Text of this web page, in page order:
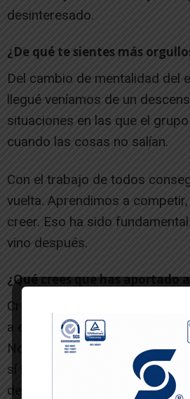
desinteresado.
¿De qué te sientes más
Del cambio de mentalidad del
llegué veníamos de un
situaciones en las que el
cuando las cosas no salían.
Con el trabajo de todos
vuelta. Aprendimos a
creer. Eso ha sido
vino después.
¿Qué crees que has aportado
Creo que hemos ayudado a
a estar en boca de todos por
No hemos conseguido el
sí hemos conseguido que la
del Lourdes, que quiera venir a